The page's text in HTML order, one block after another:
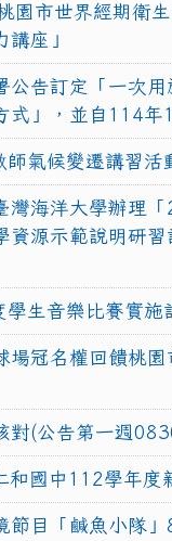
園市世界經期衛生
講座」
公告訂定「一次用
式」，並自114年
師氣候變遷講習活
灣海洋大學辦理
資源示範說明研
生音樂比賽實施
場冠名權回饋桃園
對(公告第一週
國中112學年度
節目「鹹魚小隊